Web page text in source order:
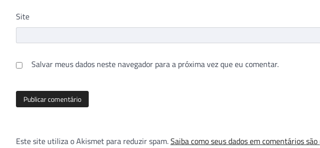
Site
Salvar meus dados neste navegador para a próxima vez que eu comentar.
Este site utiliza o Akismet para reduzir spam.Saiba como seus dados em comentários são